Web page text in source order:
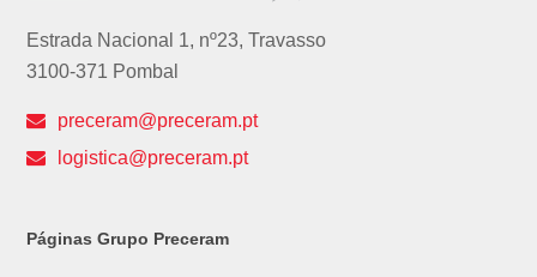
Estrada Nacional 1, nº23, Travasso
3100-371 Pombal
preceram@preceram.pt
logistica@preceram.pt
Páginas Grupo Preceram